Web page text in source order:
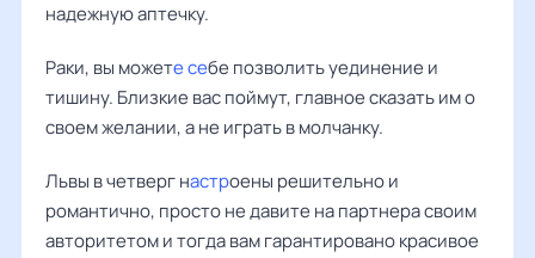
надежную аптечку.
Раки, вы можете себе позволить уединение и
тишину. Близкие вас поймут, главное сказать им о
своем желании, а не играть в молчанку.
Львы в четверг настроены решительно и
романтично, просто не давите на партнера своим
авторитетом и тогда вам гарантировано красивое